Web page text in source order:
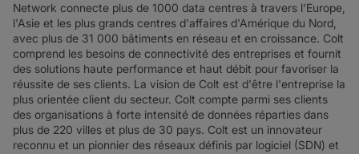
Network connecte plus de 1000 data centres à travers l'Europe,
l'Asie et les plus grands centres d'affaires d'Amérique du Nord,
avec plus de 31 000 bâtiments en réseau et en croissance. Colt
comprend les besoins de connectivité des entreprises et fournit
des solutions haute performance et haut débit pour favoriser la
réussite de ses clients. La vision de Colt est d'être l'entreprise la
plus orientée client du secteur. Colt compte parmi ses clients
des organisations à forte intensité de données réparties dans
plus de 220 villes et plus de 30 pays. Colt est un innovateur
reconnu et un pionnier des réseaux définis par logiciel (SDN) et